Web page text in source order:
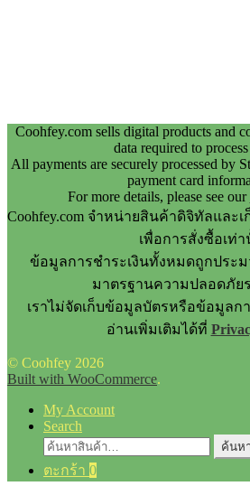
Coohfey.com sells digital products and
data required to
All payments are securely processed by
payment card
For more details, please see our
Coohfey.com จำหน่ายสินค้าดิจิทัลและ
เพื่อการสั่งซื้อเท่
ข้อมูลการชำระเงินทั้งหมดถูกประม
มาตรฐานความปลอดภัย
เราไม่จัดเก็บข้อมูลบัตรหรือข้อมูลก
อ่านเพิ่มเติมได้ที่
© Coohfey 2026
Built with WooCommerce.
My Account
Search
ค้นหา:
ค้นห
ตะกร้า 0